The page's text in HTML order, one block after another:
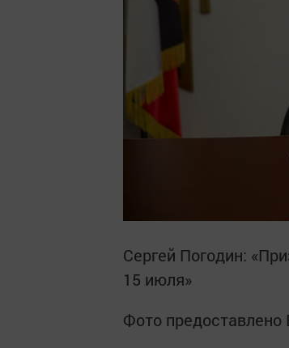
Сергей Погодин:
15 июля»
Фото